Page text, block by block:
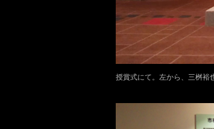
授賞式にて。左から、三桝裕